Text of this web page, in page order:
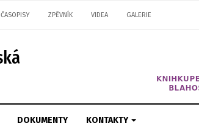
ČASOPISY ZPĚVNÍK VIDEA GALERIE
DOKUMENTY KONTAKTY